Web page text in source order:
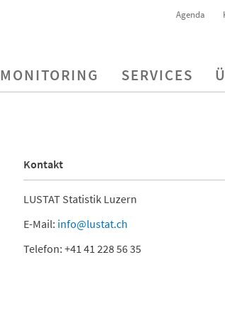
Agenda
MONITORING SERVICES
Kontakt
LUSTAT Statistik Luzern
E-Mail: info@lustat.ch
Telefon: +41 41 228 56 35